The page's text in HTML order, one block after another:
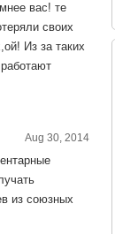
вас! те
своих
Из за таких
Aug 30, 2014
из союзных